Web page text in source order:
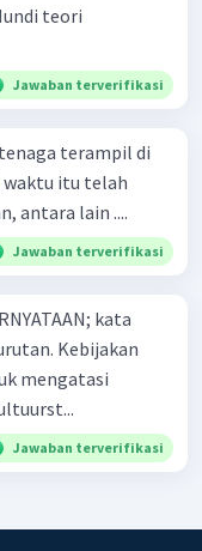
Jawaban terverifikasi
terampil di
waktu itu telah
antara lain ....
Jawaban terverifikasi
kata
mengatasi
Jawaban terverifikasi